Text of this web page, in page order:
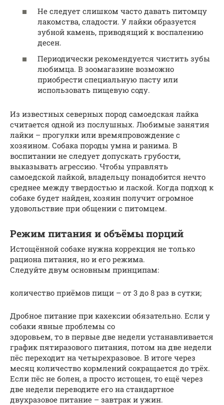
Не следует слишком часто давать питомцу
лакомства, сладости. У лайки образуется
зубной камень, приводящий к воспалению
десен.
Периодически рекомендуется чистить зубы
любимца. В зоомагазине возможно
приобрести специальную пасту или
использовать пищевую соду.
Из известных северных пород самоедская лайка
считается одной из послушных. Любимые занятия
лайки – прогулки или времяпровождение с
хозяином. Собака породы умна и ранима. В
воспитании не следует допускать грубости,
выказывать агрессию. Чтобы управлять
самоедской лайкой, владельцу понадобится нечто
среднее между твердостью и лаской. Когда подход к
собаке будет найден, хозяин получит огромное
удовольствие при общении с питомцем.
Режим питания и объёмы порций
Истощённой собаке нужна коррекция не только
рациона питания, но и его режима.
Следуйте двум основным принципам:
количество приёмов пищи – от 3 до 8 раз в сутки;
Дробное питание при кахексии обязательно. Если у
собаки явные проблемы со
здоровьем, то в первые две недели устанавливается
график пятиразового питания, потом на две недели
пёс переходит на четырехразовое. В итоге через
месяц количество кормлений сокращается до трёх.
Если пёс не болен, а просто истощен, то ещё через
две недели переводите его на стандартное
двухразовое питание – завтрак и ужин.